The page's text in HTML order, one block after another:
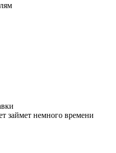
займет немного времени